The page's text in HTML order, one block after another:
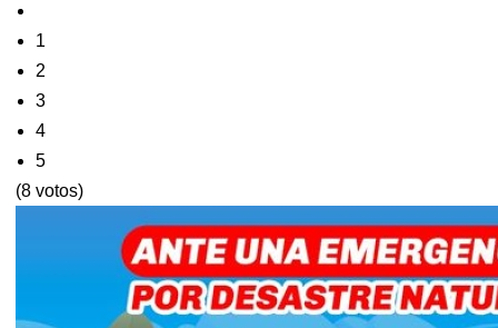
1
2
3
4
5
(8 votos)